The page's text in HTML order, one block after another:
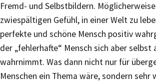
Fremd- und Selbstbildern.
zwiespältigen Gefühl, in einer Welt zu
perfekte und schöne Mensch positiv
der „fehlerhafte“ Mensch sich aber selbst
wahrnimmt. Was dann nicht nur für
Menschen ein Thema wäre, sondern sehr